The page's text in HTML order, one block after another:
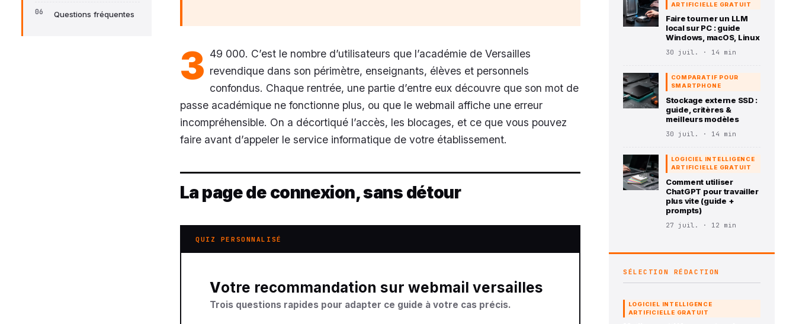
Questions fréquentes
3 49 000. C’est le nombre d’utilisateurs que l’académie de Versailles
revendique dans son périmètre, enseignants, élèves et personnels
confondus. Chaque rentrée, une partie d’entre eux découvre que son mot de
passe académique ne fonctionne plus, ou que le webmail affiche une erreur
incompréhensible. On a décortiqué l’accès, les blocages, et ce que vous pouvez
faire avant d’appeler le service informatique de votre établissement.
La page de connexion, sans détour
QUIZ PERSONNALISÉ
Votre recommandation sur webmail versailles
Trois questions rapides pour adapter ce guide à votre cas précis.
ARTIFICIELLE GRATUIT
Faire tourner un LLM
local sur PC : guide
Windows, macOS, Linux
30 juil. · 14 min
COMPARATIF POUR
SMARTPHONE
Stockage externe SSD :
guide, critères &
meilleurs modèles
30 juil. · 14 min
LOGICIEL INTELLIGENCE
ARTIFICIELLE GRATUIT
Comment utiliser
ChatGPT pour travailler
plus vite (guide +
prompts)
27 juil. · 12 min
SÉLECTION RÉDACTION
LOGICIEL INTELLIGENCE
ARTIFICIELLE GRATUIT